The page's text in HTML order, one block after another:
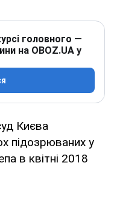
головного —
на OBOZ.UA у
Києва
підозрюваних у
в квітні 2018